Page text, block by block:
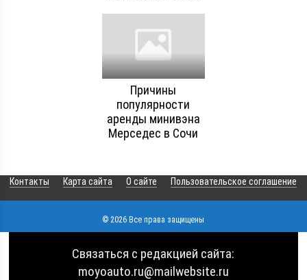
Причины
популярности
аренды минивэна
Мерседес в Сочи
Контакты Карта сайта О сайте Пользовательское соглашение
© 2026 Все права защищены
Связаться с редакцией сайта:
moyoauto.ru@mailwebsite.ru